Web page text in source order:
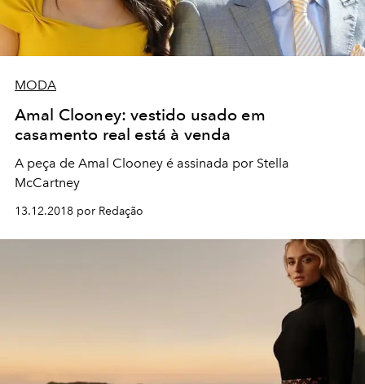
MODA
Amal Clooney: vestido usado em
casamento real está à venda
A peça de Amal Clooney é assinada por Stella
McCartney
13.12.2018 por Redação